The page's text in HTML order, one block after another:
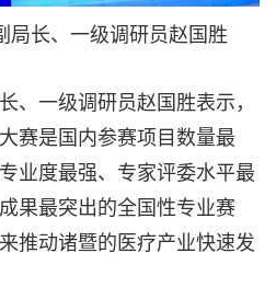
局长、一级调研员赵国胜
、一级调研员赵国胜表示，
赛是国内参赛项目数量最
业度最强、专家评委水平最
果最突出的全国性专业赛
推动诸暨的医疗产业快速发